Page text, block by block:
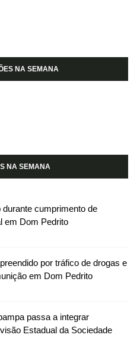
NA SEMANA
NA SEMANA
cumprimento de
em Dom Pedrito
por tráfico de drogas e
em Dom Pedrito
passa a integrar
Estadual da Sociedade